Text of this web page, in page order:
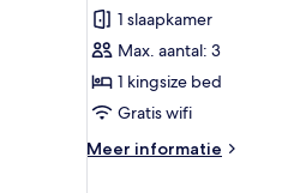
kingsize
bed,
rolstoeltoegankelijke
douche
laden
1 slaapkamer
Max. aantal: 3
1 kingsize bed
Gratis wifi
Meer informatie
Meer